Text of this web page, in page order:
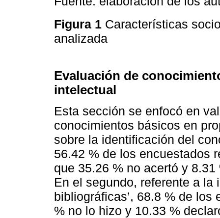
Figura 1 Características
analizada
Evaluación de
intelectual
Esta sección se enfocó en
conocimientos básicos en
sobre la identificación del
56.42 % de los encuestados
que 35.26 % no acertó y
En el segundo, referente a la
bibliográficas’, 68.8 % de
% no lo hizo y 10.33 %